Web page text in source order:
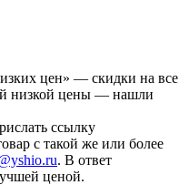
цен» — скидки на все
низкой цены — нашли
ссылку
с такой же или более
. В ответ
ценой.